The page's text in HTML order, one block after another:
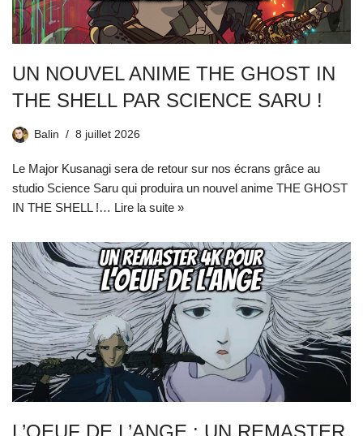
UN NOUVEL ANIME THE GHOST IN
THE SHELL PAR SCIENCE SARU !
Balin 8 juillet 2026
Le Major Kusanagi sera de retour sur nos écrans grâce au
studio Science Saru qui produira un nouvel anime THE GHOST
IN THE SHELL !… Lire la suite »
L’OEUF DE L’ANGE : UN REMASTER